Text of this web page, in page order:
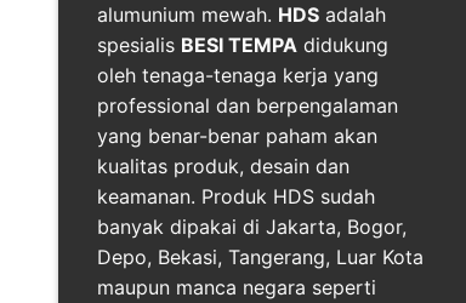
alumunium mewah. HDS adalah
spesialis BESI TEMPA didukung
oleh tenaga-tenaga kerja yang
professional dan berpengalaman
yang benar-benar paham akan
kualitas produk, desain dan
keamanan. Produk HDS sudah
banyak dipakai di Jakarta, Bogor,
Depo, Bekasi, Tangerang, Luar Kota
maupun manca negara seperti